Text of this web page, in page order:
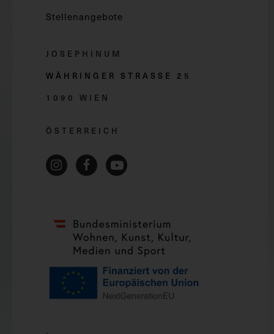
Stellenangebote
JOSEPHINUM
WÄHRINGER STRASSE 2 5
1090 WIEN
ÖSTERREICH